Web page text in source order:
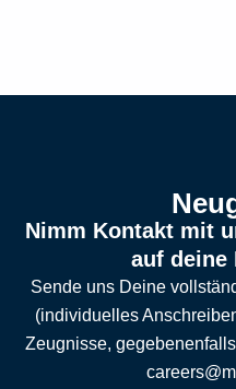
Nimm Kontakt mit
auf deine
Sende uns Deine
(individuelles
Zeugnisse,